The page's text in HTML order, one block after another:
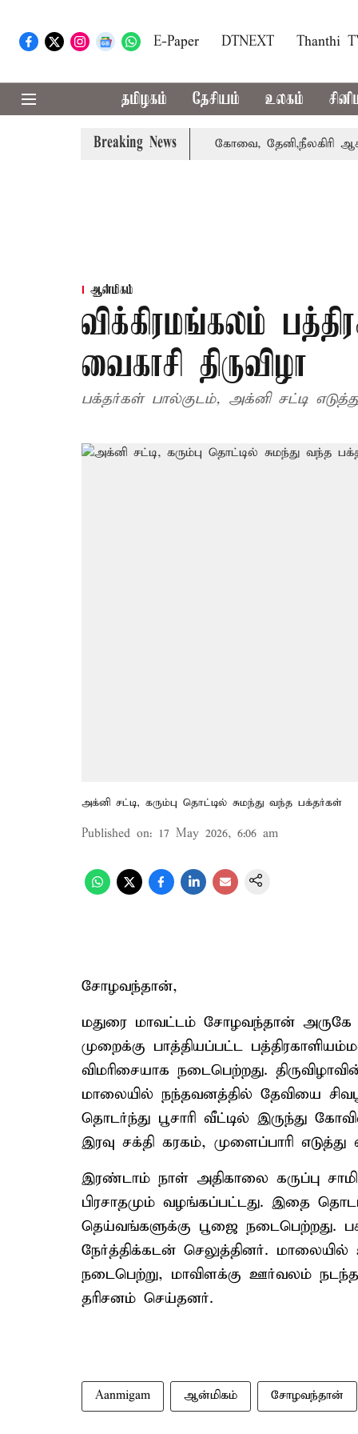
E-Paper DTNEXT Thanthi
தமிழகம் தேசியம் உலகம்
Breaking News
வாபஸ் பெற்றார் சங்கீதா கோவை, தேனி,நீலகிரி ஆகிய
ஆன்மிகம்
விக்கிரமங்கலம்
வைகாசி திருவிழா
பக்தர்கள் பால்குடம், அக்னி சட்டி
அக்னி சட்டி, கரும்பு தொட்டில் சுமந்து வந்த பக்தர்கள்
Published on: 17 May 2026, 6:06 am
சோழவந்தான்,
மதுரை மாவட்டம் சோழவந்தான் அருகே
முறைக்கு பாத்தியப்பட்ட
விமரிசையாக நடைபெற்றது.
மாலையில் நந்தவனத்தில் தேவியை
தொடர்ந்து பூசாரி வீட்டில் இருந்து
இரவு சக்தி கரகம், முளைப்பாரி
இரண்டாம் நாள் அதிகாலை கருப்பு
பிரசாதமும் வழங்கப்பட்டது. இதை
தெய்வங்களுக்கு பூஜை நடைபெற்றது.
நேர்த்திக்கடன் செலுத்தினர்.
நடைபெற்று, மாவிளக்கு ஊர்வலம்
தரிசனம் செய்தனர்.
Aanmigam ஆன்மிகம் சோழவந்தான்